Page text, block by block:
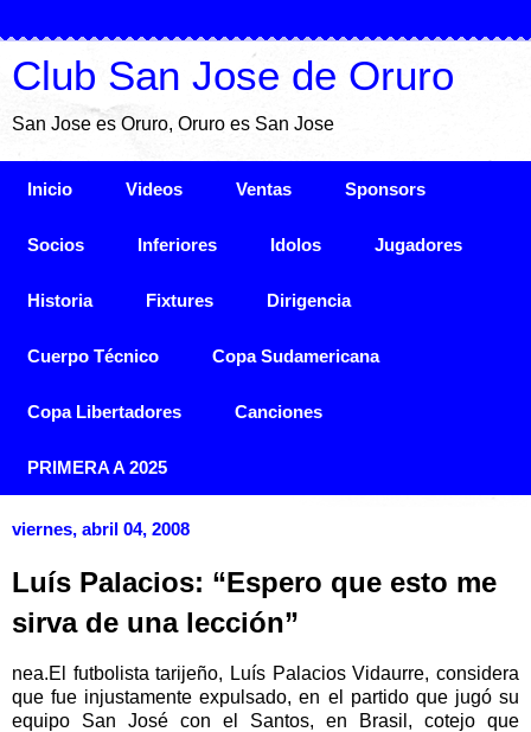
Club San Jose de Oruro
San Jose es Oruro, Oruro es San Jose
Inicio Videos Ventas Sponsors
Socios Inferiores Idolos Jugadores
Historia Fixtures Dirigencia
Cuerpo Técnico Copa Sudamericana
Copa Libertadores Canciones
PRIMERA A 2025
viernes, abril 04, 2008
Luís Palacios: “Espero que esto me
sirva de una lección”
nea.El futbolista tarijeño, Luís Palacios Vidaurre, considera
que fue injustamente expulsado, en el partido que jugó su
equipo San José con el Santos, en Brasil, cotejo que